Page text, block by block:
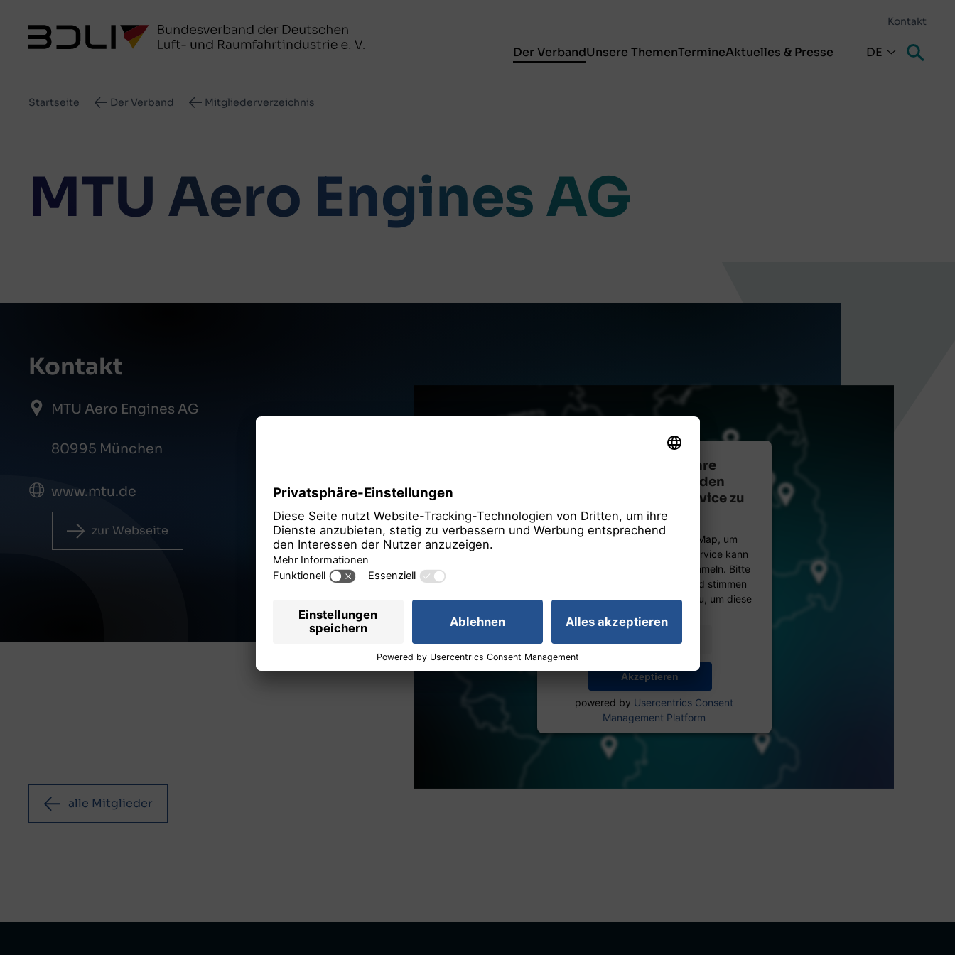
Kontakt
Der VerbandUnsere ThemenTermineAktuelles & Presse DE
Pfadnavigation
Startseite Der Verband Mitgliederverzeichnis
MTU Aero Engines AG
Kontakt
MTU Aero Engines AG
80995 München
www.mtu.de
zur Webseite
Wir benötigen Ihre
Zustimmung, um den
OpenStreetMap-Service zu
laden!
Wir verwenden OpenStreetMap, um
Inhalte einzubetten. Dieser Service kann
Daten zu Ihren Aktivitäten sammeln. Bitte
lesen Sie die Details durch und stimmen
Sie der Nutzung des Service zu, um diese
Mehr Informationen
Akzeptieren
powered by Usercentrics Consent
Management Platform
alle Mitglieder